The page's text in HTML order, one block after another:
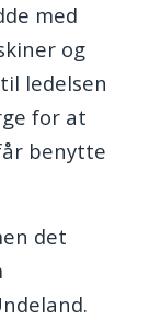
med
og
ledelsen
for at
benytte
det